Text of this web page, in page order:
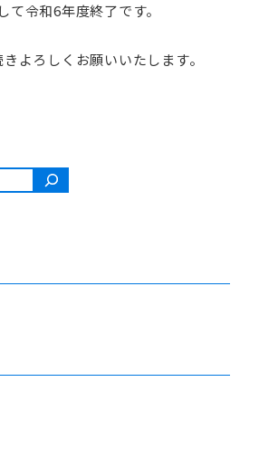
て令和6年度終了です。
よろしくお願いいたします。